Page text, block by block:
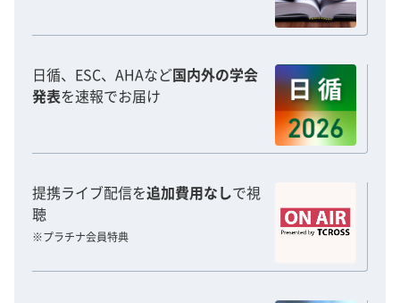
日循、ESC、AHAなど国内外の学会
発表を速報でお届け
提携ライブ配信を追加費用なしで視
聴
※プラチナ会員特典